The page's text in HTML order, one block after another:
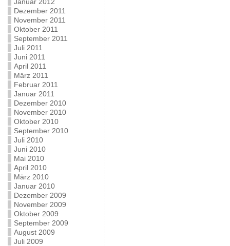
Dezember 2011
November 2011
Oktober 2011
September 2011
Juli 2011
Juni 2011
April 2011
März 2011
Februar 2011
Januar 2011
Dezember 2010
November 2010
Oktober 2010
September 2010
Juli 2010
Juni 2010
Mai 2010
April 2010
März 2010
Januar 2010
Dezember 2009
November 2009
Oktober 2009
September 2009
August 2009
Juli 2009